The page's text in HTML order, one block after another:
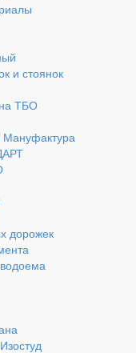
и стоянок
ТБО
Мануфактура
дорожек